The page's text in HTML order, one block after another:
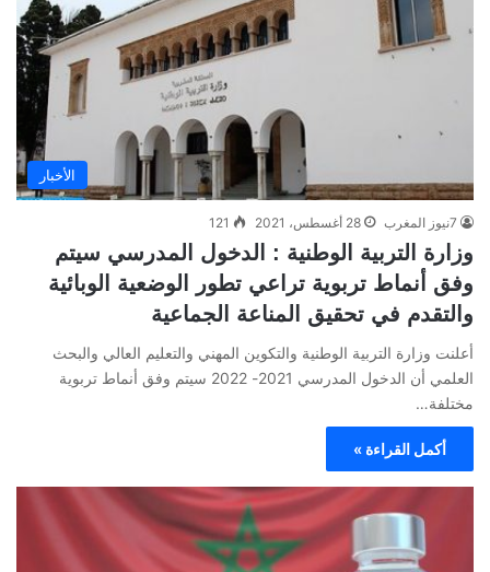
الأخبار
7نيوز المغرب 28 أغسطس، 2021 121
وزارة التربية الوطنية : الدخول المدرسي سيتم
وفق أنماط تربوية تراعي تطور الوضعية الوبائية
والتقدم في تحقيق المناعة الجماعية
أعلنت وزارة التربية الوطنية والتكوين المهني والتعليم العالي والبحث
العلمي أن الدخول المدرسي 2021- 2022 سيتم وفق أنماط تربوية
مختلفة…
أكمل القراءة »